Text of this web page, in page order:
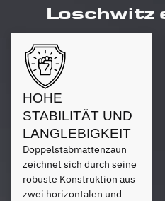
Loschwitz
HOHE
STABILITÄT UND
LANGLEBIGKEIT
Doppelstabmattenzaun
zeichnet sich durch seine
robuste Konstruktion aus
zwei horizontalen und